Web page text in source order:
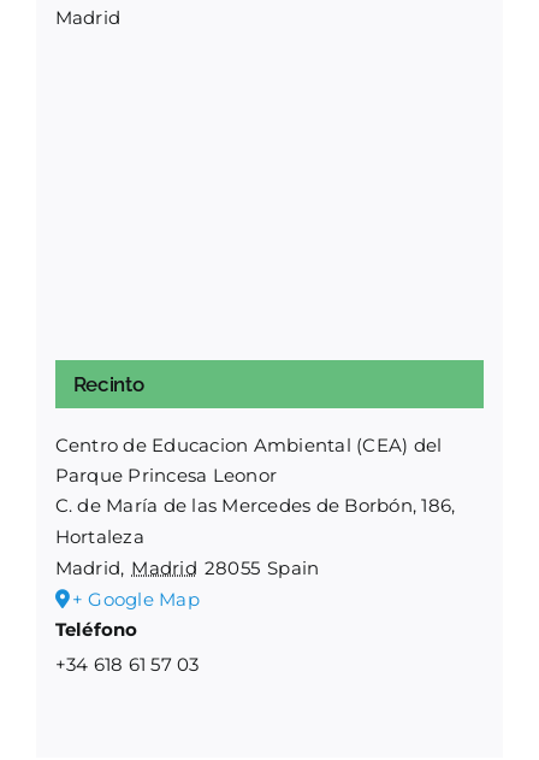
Madrid
Recinto
Centro de Educacion Ambiental (CEA) del
Parque Princesa Leonor
C. de María de las Mercedes de Borbón, 186,
Hortaleza
Madrid, Madrid 28055 Spain
+ Google Map
Teléfono
+34 618 61 57 03